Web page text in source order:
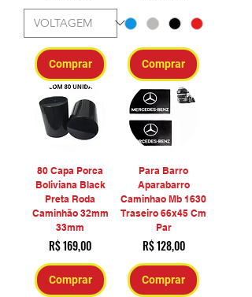
Comprar Comprar
80 Capa Porca
Boliviana Black
Preta Roda
Caminhão 32mm
33mm
Preço
R$ 169,00
Comprar
Para Barro
Aparabarro
Caminhao Mb 1630
Traseiro 66x45 Cm
Par
Preço
R$ 128,00
Comprar